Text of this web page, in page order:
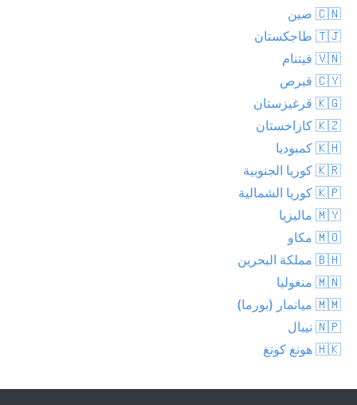
🇨🇳 صين
🇹🇯 طاجكستان
🇻🇳 فيتنام
🇨🇾 قبرص
🇰🇬 قرغيزستان
🇰🇿 كازاخستان
🇰🇭 كمبوديا
🇰🇷 كوريا الجنوبية
🇰🇵 كوريا الشمالية
🇲🇾 ماليزيا
🇲🇴 مكاو
🇧🇭 مملكة البحرين
🇲🇳 منغوليا
🇲🇲 ميانمار (بورما)
🇳🇵 نيبال
🇭🇰 هونغ كونغ